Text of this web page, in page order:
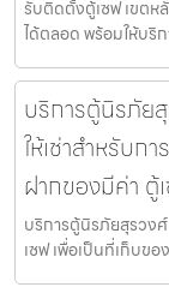
รับติดตั้งตู้เซฟ เขตห
ได้ตลอด พร้อมให้บริ
บริการตู้นิรภัย
ให้เช่าสำหรับก
ฝากของมีค่า ตู้
บริการตู้นิรภัยสุรวง
เซฟ เพื่อเป็นที่เก็บข